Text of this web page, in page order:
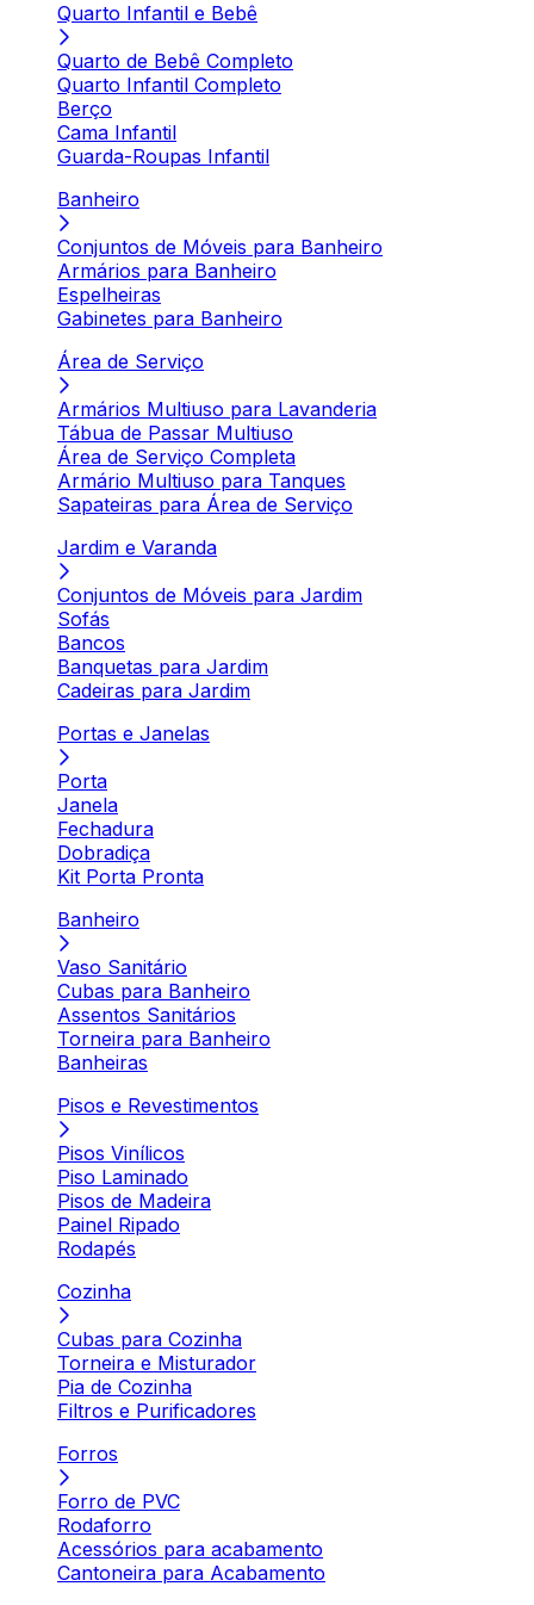
Quarto Infantil e Bebê
Quarto de Bebê Completo
Quarto Infantil Completo
Berço
Cama Infantil
Guarda-Roupas Infantil
Banheiro
Conjuntos de Móveis para Banheiro
Armários para Banheiro
Espelheiras
Gabinetes para Banheiro
Área de Serviço
Armários Multiuso para Lavanderia
Tábua de Passar Multiuso
Área de Serviço Completa
Armário Multiuso para Tanques
Sapateiras para Área de Serviço
Jardim e Varanda
Conjuntos de Móveis para Jardim
Sofás
Bancos
Banquetas para Jardim
Cadeiras para Jardim
Portas e Janelas
Porta
Janela
Fechadura
Dobradiça
Kit Porta Pronta
Banheiro
Vaso Sanitário
Cubas para Banheiro
Assentos Sanitários
Torneira para Banheiro
Banheiras
Pisos e Revestimentos
Pisos Vinílicos
Piso Laminado
Pisos de Madeira
Painel Ripado
Rodapés
Cozinha
Cubas para Cozinha
Torneira e Misturador
Pia de Cozinha
Filtros e Purificadores
Forros
Forro de PVC
Rodaforro
Acessórios para acabamento
Cantoneira para Acabamento